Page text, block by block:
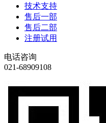
技术支持
售后一部
售后二部
注册试用
电话咨询
021-68909108